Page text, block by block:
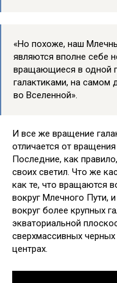
«Но похоже, наш
являются вполне себе
вращающиеся в одной
галактиками, на самом
во Вселенной».
И все же вращение
отличается от
Последние, как
своих светил. Что же
как те, что вращаются
вокруг Млечного Пути,
вокруг более крупных
экваториальной
сверхмассивных
центрах.